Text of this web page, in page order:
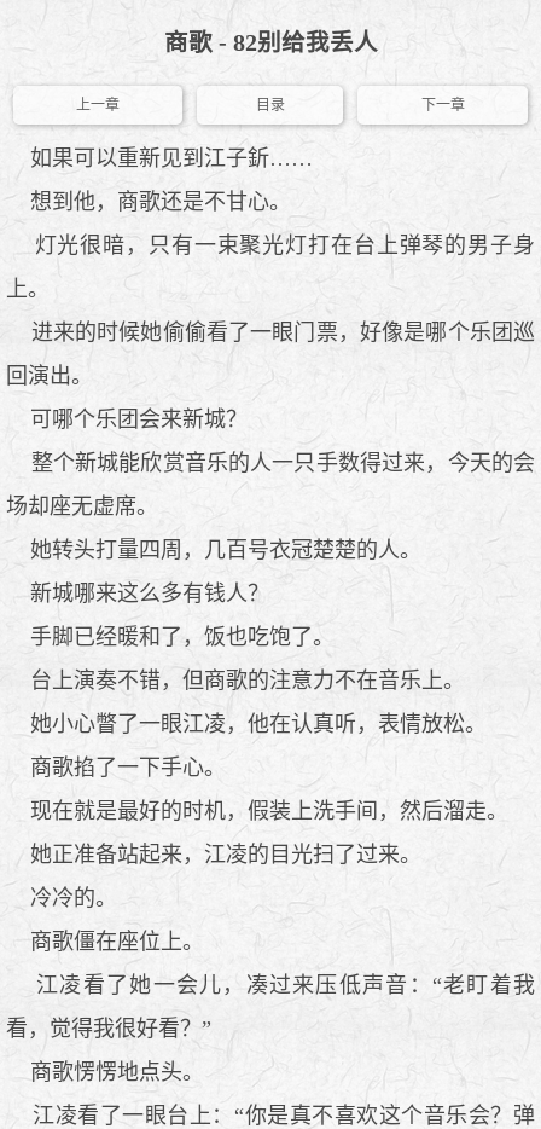
商歌 - 82别给我丢人
上一章 目录 下一章
如果可以重新见到江子釿……
想到他，商歌还是不甘心。
灯光很暗，只有一束聚光灯打在台上弹琴的男子身
上。
进来的时候她偷偷看了一眼门票，好像是哪个乐团巡
回演出。
可哪个乐团会来新城？
整个新城能欣赏音乐的人一只手数得过来，今天的会
场却座无虚席。
她转头打量四周，几百号衣冠楚楚的人。
新城哪来这么多有钱人？
手脚已经暖和了，饭也吃饱了。
台上演奏不错，但商歌的注意力不在音乐上。
她小心瞥了一眼江凌，他在认真听，表情放松。
商歌掐了一下手心。
现在就是最好的时机，假装上洗手间，然后溜走。
她正准备站起来，江凌的目光扫了过来。
冷冷的。
商歌僵在座位上。
江凌看了她一会儿，凑过来压低声音：“老盯着我
看，觉得我很好看？”
商歌愣愣地点头。
江凌看了一眼台上：“你是真不喜欢这个音乐会？弹